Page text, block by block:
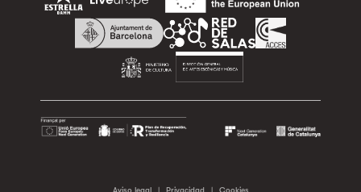
Aviso legal | Privacidad | Cookies